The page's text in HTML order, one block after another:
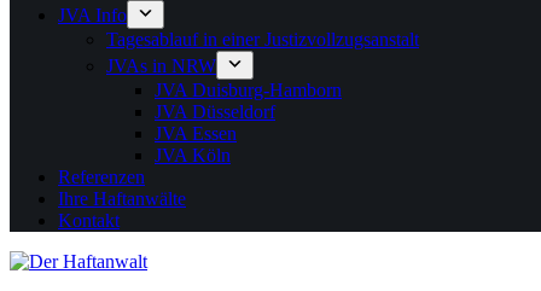
JVA Info
Tagesablauf in einer Justizvollzugsanstalt
JVAs in NRW
JVA Duisburg-Hamborn
JVA Düsseldorf
JVA Essen
JVA Köln
Referenzen
Ihre Haftanwälte
Kontakt